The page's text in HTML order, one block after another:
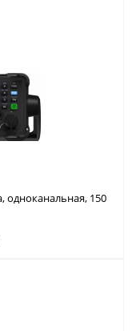
одноканальная, 150